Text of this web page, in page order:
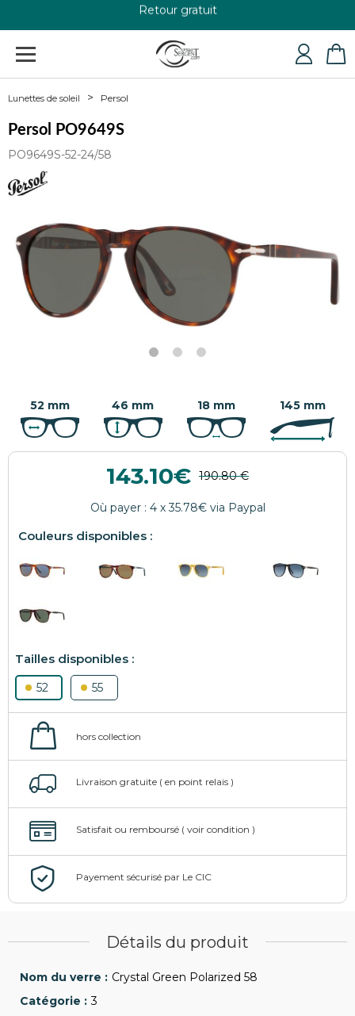
+33 4 79 24 76 84
Lunettes de soleil Persol
Persol PO9649S
PO9649S-52-24/58
52 mm 46 mm 18 mm 145 mm
143.10
52 55
Détails du produit
Crystal Green Polarized 58
3